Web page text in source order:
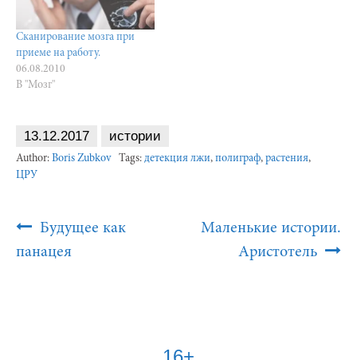
Сканирование мозга при
приеме на работу.
06.08.2010
В "Мозг"
13.12.2017 истории
Author: Boris Zubkov Tags: детекция лжи, полиграф, растения,
ЦРУ
Post
Navigation
Будущее как
панацея
Маленькие истории.
Аристотель